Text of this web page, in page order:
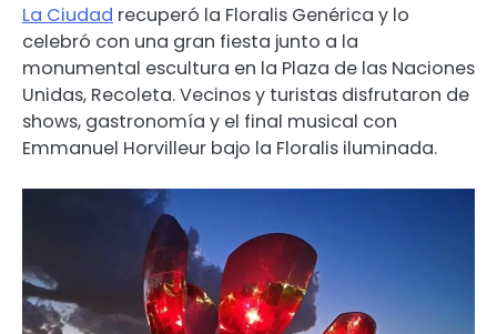
La Ciudad recuperó la Floralis Genérica y lo
celebró con una gran fiesta junto a la
monumental escultura en la Plaza de las Naciones
Unidas, Recoleta. Vecinos y turistas disfrutaron de
shows, gastronomía y el final musical con
Emmanuel Horvilleur bajo la Floralis iluminada.